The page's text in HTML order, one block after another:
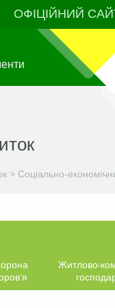
ОФІЦІЙНИЙ
> Соціально-
Житлово-